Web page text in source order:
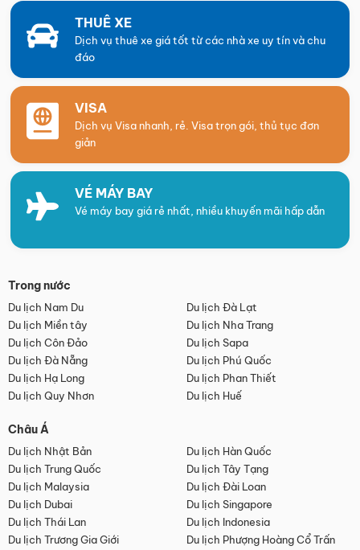
THUÊ XE
Dịch vụ thuê xe giá tốt từ các nhà xe uy tín và chu
đáo
VISA
Dịch vụ Visa nhanh, rẻ. Visa trọn gói, thủ tục đơn
giản
VÉ MÁY BAY
Vé máy bay giá rẻ nhất, nhiều khuyến mãi hấp dẫn
Trong nước
Du lịch Nam Du
Du lịch Đà Lạt
Du lịch Miền tây
Du lịch Nha Trang
Du lịch Côn Đảo
Du lịch Sapa
Du lịch Đà Nẵng
Du lịch Phú Quốc
Du lịch Hạ Long
Du lịch Phan Thiết
Du lịch Quy Nhơn
Du lịch Huế
Châu Á
Du lịch Nhật Bản
Du lịch Hàn Quốc
Du lịch Trung Quốc
Du lịch Tây Tạng
Du lịch Malaysia
Du lịch Đài Loan
Du lịch Dubai
Du lịch Singapore
Du lịch Thái Lan
Du lịch Indonesia
Du lịch Trương Gia Giới
Du lịch Phượng Hoàng Cổ Trấn